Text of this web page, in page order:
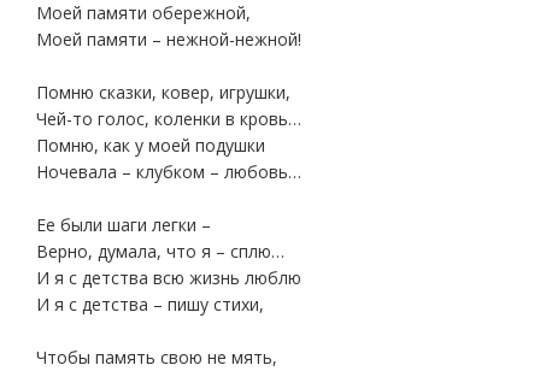
Моей памяти обережной,
Моей памяти – нежной-нежной!
Помню сказки, ковер, игрушки,
Чей-то голос, коленки в кровь…
Помню, как у моей подушки
Ночевала – клубком – любовь…
Ее были шаги легки –
Верно, думала, что я – сплю…
И я с детства всю жизнь люблю
И я с детства – пишу стихи,
Чтобы память свою не мять,